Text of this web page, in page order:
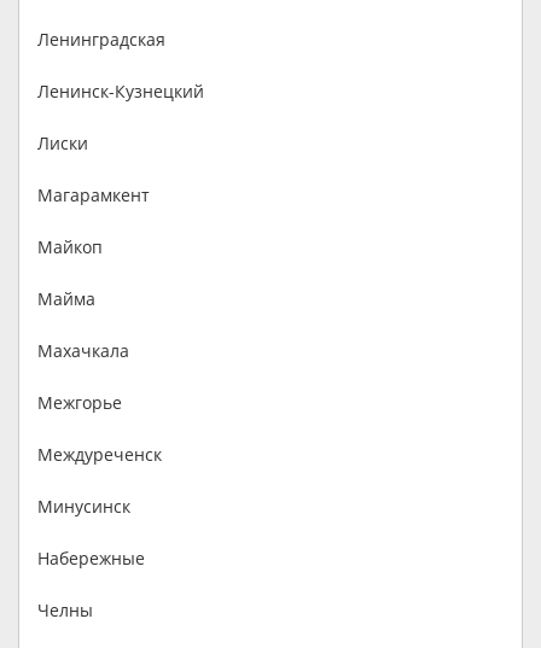
Ленинградская
Ленинск-Кузнецкий
Лиски
Магарамкент
Майкоп
Майма
Махачкала
Межгорье
Междуреченск
Минусинск
Набережные
Челны